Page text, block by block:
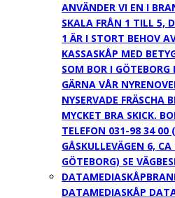
ANVÄNDER VI EN I
SKALA FRÅN 1 TILL 5,
1 ÄR I STORT BEHOV
KASSASKÅP MED
SOM BOR I GÖTEBORG
GÄRNA VÅR
NYSERVADE FRÄSCHA
MYCKET BRA SKICK.
TELEFON 031-98 34 00
GÅSKULLEVÄGEN 6,
GÖTEBORG) SE
DATAMEDIASKÅP
DATAMEDIASKÅP